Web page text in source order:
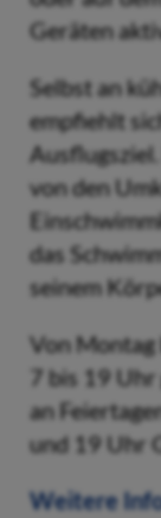
Geräten
Selbst an
empfiehlt
von den
das
seinem
Von Montag
7 bis 19
an
und 19 Uhr
Weitere